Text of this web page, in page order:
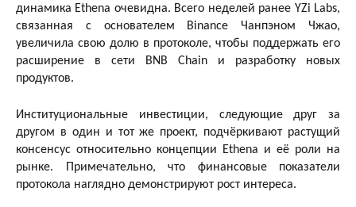
динамика Ethena очевидна. Всего неделей ранее YZi Labs,
связанная с основателем Binance Чанпэном Чжао,
увеличила свою долю в протоколе, чтобы поддержать его
расширение в сети BNB Chain и разработку новых
продуктов.
Институциональные инвестиции, следующие друг за
другом в один и тот же проект, подчёркивают растущий
консенсус относительно концепции Ethena и её роли на
рынке. Примечательно, что финансовые показатели
протокола наглядно демонстрируют рост интереса.